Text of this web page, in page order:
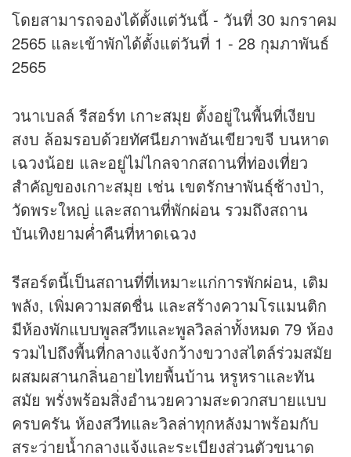
โดยสามารถจองได้ตั้งแต่วันนี้ - วันที่ 30 มกราคม
2565 และเข้าพักได้ตั้งแต่วันที่ 1 - 28 กุมภาพันธ์
2565
วนาเบลล์ รีสอร์ท เกาะสมุย ตั้งอยู่ในพื้นที่เงียบ
สงบ ล้อมรอบด้วยทัศนียภาพอันเขียวขจี บนหาด
เฉวงน้อย และอยู่ไม่ไกลจากสถานที่ท่องเที่ยว
สำคัญของเกาะสมุย เช่น เขตรักษาพันธุ์ช้างป่า,
วัดพระใหญ่ และสถานที่พักผ่อน รวมถึงสถาน
บันเทิงยามค่ำคืนที่หาดเฉวง
รีสอร์ตนี้เป็นสถานที่ที่เหมาะแก่การพักผ่อน, เติม
พลัง, เพิ่มความสดชื่น และสร้างความโรแมนติก
มีห้องพักแบบพูลสวีทและพูลวิลล่าทั้งหมด 79 ห้อง
รวมไปถึงพื้นที่กลางแจ้งกว้างขวางสไตล์ร่วมสมัย
ผสมผสานกลิ่นอายไทยพื้นบ้าน หรูหราและทัน
สมัย พรั่งพร้อมสิ่งอำนวยความสะดวกสบายแบบ
ครบครัน ห้องสวีทและวิลล่าทุกหลังมาพร้อมกับ
สระว่ายน้ำกลางแจ้งและระเบียงส่วนตัวขนาด